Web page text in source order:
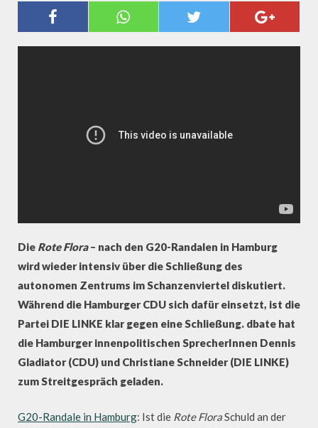
ROTE FLORA SCHLIESSEN - JA O
DER NEIN? (DISKUSSION)
Die Rote Flora– nach den G20-Randalen in Hamburg
wird wieder intensiv über die Schließung des
autonomen Zentrums im Schanzenviertel diskutiert.
Während die Hamburger CDU sich dafür einsetzt, ist die
Partei DIE LINKE klar gegen eine Schließung. dbate hat
die Hamburger innenpolitischen SprecherInnen Dennis
Gladiator (CDU) und Christiane Schneider (DIE LINKE)
zum Streitgespräch geladen.
G20-Randale in Hamburg: Ist die Rote FloraSchuld an der